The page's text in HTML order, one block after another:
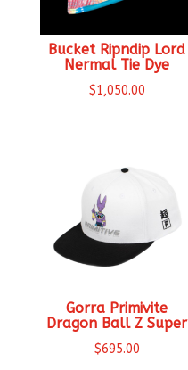
Bucket Ripndip Lord
Nermal Tie Dye
$1,050.00
Gorra Primivite
Dragon Ball Z Super
$695.00